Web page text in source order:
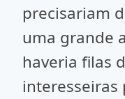
precisariam
uma grande
haveria filas
interesseiras